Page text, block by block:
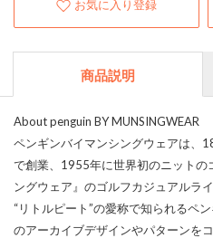
お気に入り登録
商品説明
About penguin BY MUNSINGWEAR
ペンギンバイマンシングウェアは、
で創業、1955年に世界初のニットの
ングウェア』のゴルフカジュアルライ
“リトルピート”の愛称で知られるペ
のアーカイブデザインやパターンを